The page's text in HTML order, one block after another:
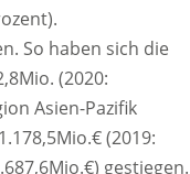
So haben sich die
(2020:
Asien-Pazifik
(2019:
gestiegen.